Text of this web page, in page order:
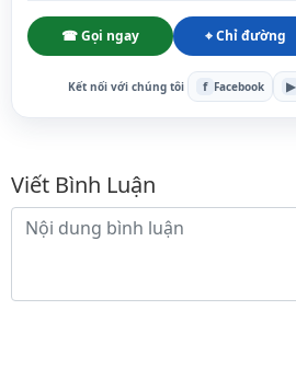
☎ Gọi ngay ⌖ Chỉ đường
Kết nối với chúng tôi f Facebook ▶
Bình luận
Viết Bình Luận
Nội dung bình luận